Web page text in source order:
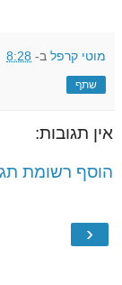
מוטי קרפל ב- 8:28
שתף
אין תגובות:
הוסף רשומת
‹